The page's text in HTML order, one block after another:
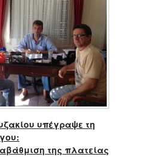
υπέγραψε τη
της πλατείας